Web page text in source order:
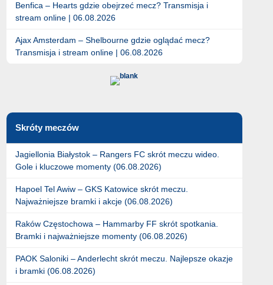
Benfica – Hearts gdzie obejrzeć mecz? Transmisja i
stream online | 06.08.2026
Ajax Amsterdam – Shelbourne gdzie oglądać mecz?
Transmisja i stream online | 06.08.2026
Skróty meczów
Jagiellonia Białystok – Rangers FC skrót meczu wideo.
Gole i kluczowe momenty (06.08.2026)
Hapoel Tel Awiw – GKS Katowice skrót meczu.
Najważniejsze bramki i akcje (06.08.2026)
Raków Częstochowa – Hammarby FF skrót spotkania.
Bramki i najważniejsze momenty (06.08.2026)
PAOK Saloniki – Anderlecht skrót meczu. Najlepsze okazje
i bramki (06.08.2026)